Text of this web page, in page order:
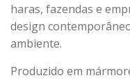
haras, fazendas e
design
ambiente.
Produzido em